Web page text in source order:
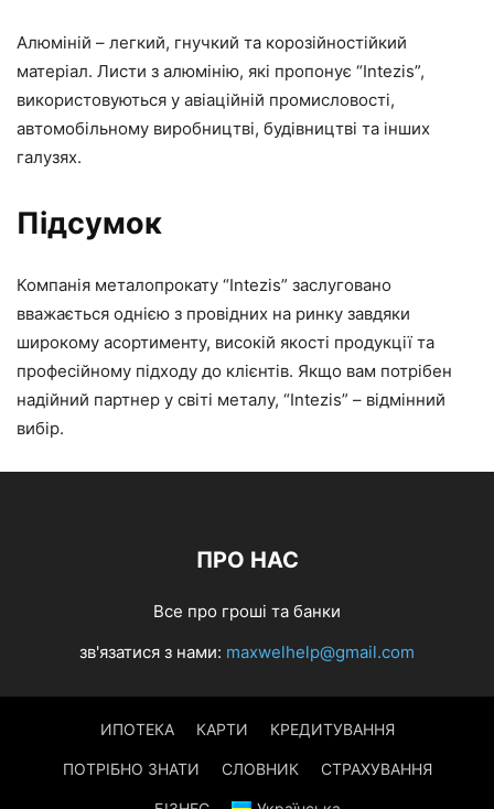
Алюміній – легкий, гнучкий та корозійностійкий
матеріал. Листи з алюмінію, які пропонує “Intezis”,
використовуються у авіаційній промисловості,
автомобільному виробництві, будівництві та інших
галузях.
Підсумок
Компанія металопрокату “Intezis” заслуговано
вважається однією з провідних на ринку завдяки
широкому асортименту, високій якості продукції та
професійному підходу до клієнтів. Якщо вам потрібен
надійний партнер у світі металу, “Intezis” – відмінний
вибір.
ПРО НАС
Все про гроші та банки
зв'язатися з нами: maxwelhelp@gmail.com
ИПОТЕКА КАРТИ КРЕДИТУВАННЯ
ПОТРІБНО ЗНАТИ СЛОВНИК СТРАХУВАННЯ